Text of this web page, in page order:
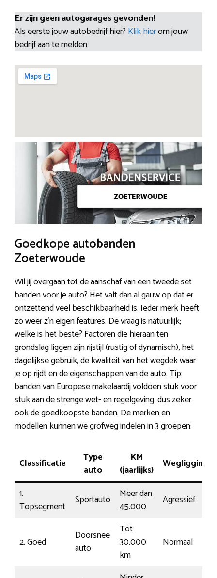
Er zijn geen autogarages gevonden!
Als eerste jouw autobedrijf hier? Klik hierom jouw
bedrijf aan te melden
Goedkope autobanden
Zoeterwoude
Wil jij overgaan tot de aanschaf van een tweede set
banden voor je auto? Het valt dan al gauw op dat er
ontzettend veel beschikbaarheid is. Ieder merk heeft
zo weer z’n eigen features. De vraag is natuurlijk;
welke is het beste? Factoren die hieraan ten
grondslag liggen zijn rijstijl (rustig of dynamisch), het
dagelijkse gebruik, de kwaliteit van het wegdek waar
je op rijdt en de eigenschappen van de auto. Tip:
banden van Europese makelaardij voldoen stuk voor
stuk aan de strenge wet- en regelgeving, dus zeker
ook de goedkoopste banden. De merken en
modellen kunnen we grofweg indelen in 3 groepen:
Classificatie
Type
auto
KM
(jaarlijks)
Wegligging
1.
Topsegment
Sportauto
Meer dan
45.000
Agressief
2. Goed
Doorsnee
auto
Tot
30.000
km
Normaal